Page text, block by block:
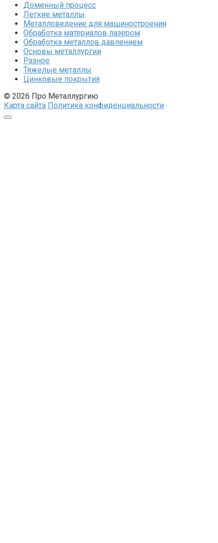
Доменный процесс
Легкие металлы
Металловедение для машиностроения
Обработка материалов лазером
Обработка металлов давлением
Основы металлургии
Разное
Тяжелые металлы
Цинковые покрытия
© 2026 Про Металлургию
Карта сайта Политика конфиденциальности